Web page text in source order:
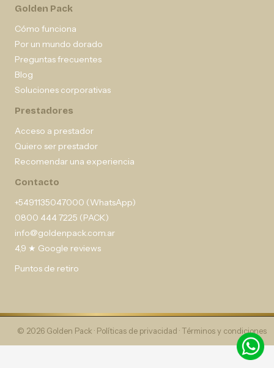
Golden Pack
Cómo funciona
Por un mundo dorado
Preguntas frecuentes
Blog
Soluciones corporativas
Prestadores
Acceso a prestador
Quiero ser prestador
Recomendar una experiencia
Contacto
+5491135047000 (WhatsApp)
0800 444 7225 (PACK)
info@goldenpack.com.ar
4,9 ★ Google reviews
Puntos de retiro
© 2026 Golden Pack · Políticas de privacidad · Términos y condiciones